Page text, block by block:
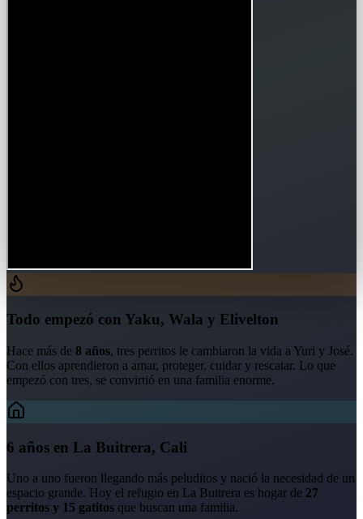
Todo empezó con Yaku, Wala y Elivelton
Hace más de 8 años, tres perritos le cambiaron la vida a Yuri y José.
Con ellos aprendieron a amar, proteger, cuidar y rescatar. Lo que
empezó con tres, se convirtió en una familia enorme.
6 años en La Buitrera, Cali
Uno a uno fueron llegando más peluditos y nació la necesidad de un
espacio grande. Hoy el refugio en La Buitrera es hogar de 27
perritos y 15 gatitos que buscan una familia.